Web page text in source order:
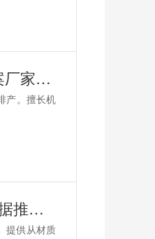
如何通过CNC加工延长机器人肘关节寿命？疲劳测试优化方案厂家推荐
产。擅长机
离子渗氮CNC加工厂家如何解决薄壁件变形开裂？3项实测数据推荐优选方案
提供从材质